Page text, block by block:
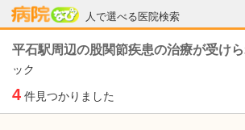
人で選べる医院検索
病院なび
平石駅周辺の股関節疾患の治療が受け
ック
4 件見つかりました